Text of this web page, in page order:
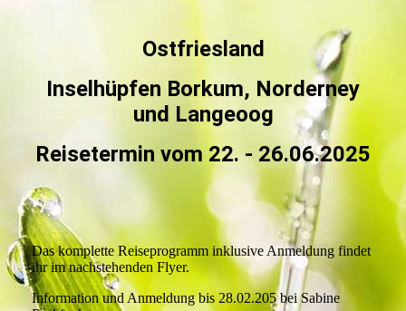
Ostfriesland
Inselhüpfen Borkum, Norderney
und Langeoog
Reisetermin vom 22. - 26.06.2025
Das komplette Reiseprogramm inklusive Anmeldung findet
ihr im nachstehenden Flyer.
Information und Anmeldung bis 28.02.205 bei Sabine